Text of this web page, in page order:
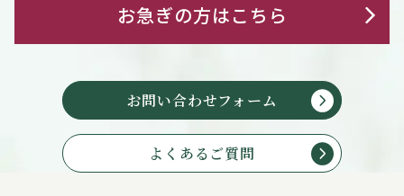
お急ぎの方はこちら
お問い合わせフォーム
よくあるご質問